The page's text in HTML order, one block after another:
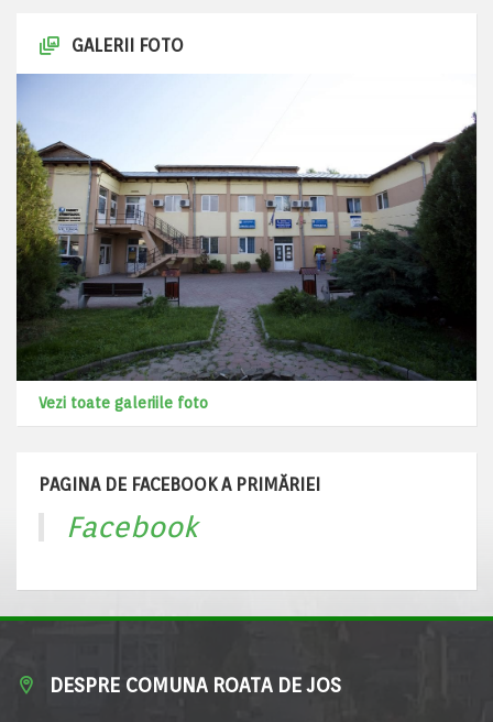
GALERII FOTO
Vezi toate galeriile foto
PAGINA DE FACEBOOK A PRIMĂRIEI
Facebook
DESPRE COMUNA ROATA DE JOS